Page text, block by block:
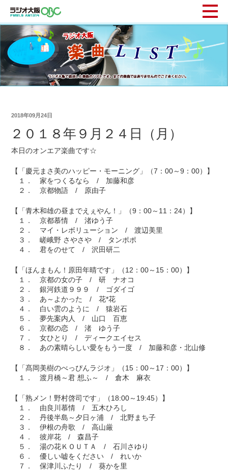
2018年09月24日
２０１８年９月２４日（月）
本日のオンエア楽曲です☆
【「慶元まさ美のハッピー・モーニング」（7：00～9：00）】
１． 家をつくるなら / 加藤和彦
２． 京都物語 / 原由子
【「青木和雄の昼までえぇやん！」（9：00～11：24）】
１． 京都慕情 / 渚ゆう子
２． マイ・レボリューション / 渡辺美里
３． 嵯峨野 さやさや / タンポポ
４． 君をのせて / 沢田研二
【「ほんまもん！原田年晴です」（12：00～15：00）】
１． 京都の女の子 / 研 ナオコ
２． 銀河鉄道９９９ / ゴダイゴ
３． あ～よかった / 花*花
４． 白い雲のように / 猿岩石
５． 夢先案内人 / 山口 百恵
６． 京都の恋 / 渚 ゆう子
７． 女ひとり / ディークエイセス
８． あの素晴らしい愛をもう一度 / 加藤和彦・北山修
【「髙岡美樹のべっぴんラジオ」（15：00～17：00）】
１． 渡月橋～君 想ふ～ / 倉木 麻衣
【「熟メン！野村啓司です」（18:00～19:45）】
１． 由良川慕情 / 五木ひろし
２． 丹後半島～夕日ヶ浦 / 北野まち子
３． 伊根の舟歌 / 高山厳
４． 彼岸花 / 森昌子
５． 湯の花ＫＯＵＴＡ / 石川さゆり
６． 優しい嘘をください / れいか
７． 保津川ふたり / 葵かを里